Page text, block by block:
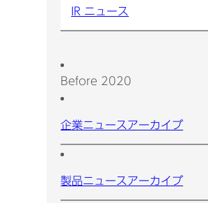
IR ニュース
Before 2020
企業ニュースアーカイブ
製品ニュースアーカイブ